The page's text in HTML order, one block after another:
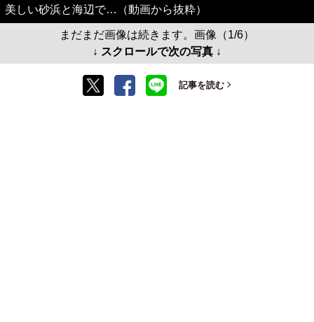
美しい砂浜と海辺で…（動画から抜粋）
まだまだ画像は続きます。画像（1/6）
↓ スクロールで次の写真 ↓
記事を読む